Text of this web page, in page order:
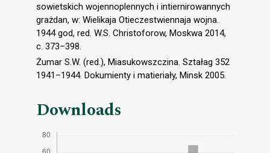
sowietskich wojennoplennych i intiernirowannych
grażdan, w: Wielikaja Otieczestwiennaja wojna.
1944 god, red. W.S. Christoforow, Moskwa 2014,
с. 373–398.
Żumar S.W. (red.), Miasukowszczina. Ształag 352
1941–1944. Dokumienty i matieriały, Minsk 2005.
Downloads